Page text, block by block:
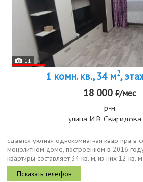
11
1 комн. кв., 34 м2,
18 000 ₽/мес
р-н
улица И.В. Свиридова
сдается уютная однокомнатная квартира в
монолитном доме, построенном в 2016
квартиры составляет 34 кв. м, из них 12 кв.
кухня. квартира расположена на 11 этаже
выходят во...